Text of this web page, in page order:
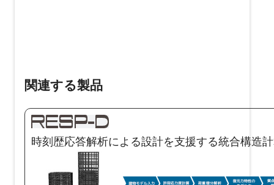
関連する製品
時刻歴応答解析による設計を支援する統合構造